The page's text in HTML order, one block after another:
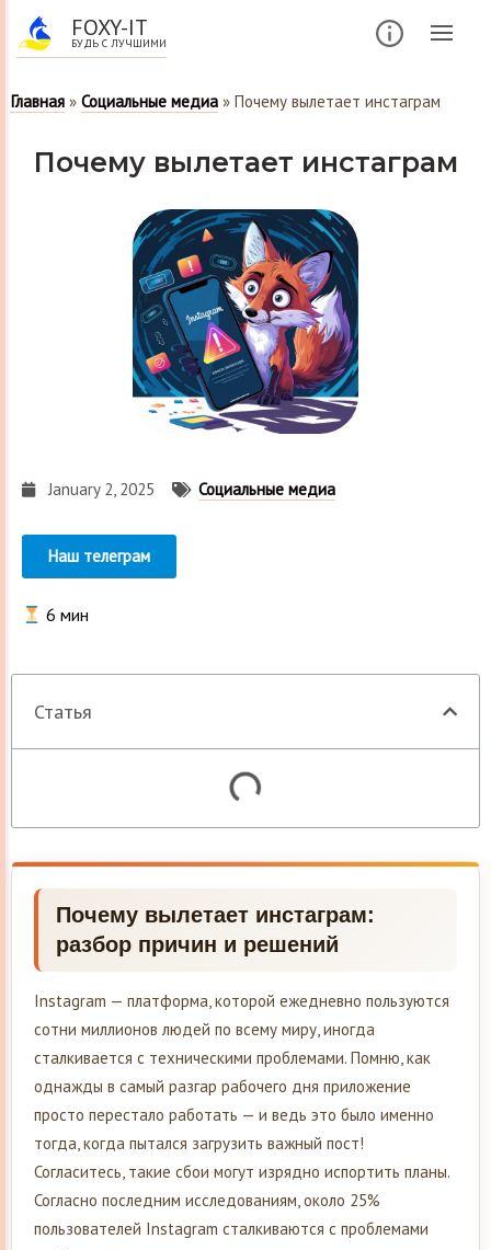
FOXY-IT
БУДЬ С ЛУЧШИМИ
Главная » Социальные медиа » Почему вылетает инстаграм
Почему вылетает инстаграм
January 2, 2025 Социальные медиа
Наш телеграм
6 мин
Статья
Почему вылетает инстаграм:
разбор причин и решений
Instagram — платформа, которой ежедневно пользуются
сотни миллионов людей по всему миру, иногда
сталкивается с техническими проблемами. Помню, как
однажды в самый разгар рабочего дня приложение
просто перестало работать — и ведь это было именно
тогда, когда пытался загрузить важный пост!
Согласитесь, такие сбои могут изрядно испортить планы.
Согласно последним исследованиям, около 25%
пользователей Instagram сталкиваются с проблемами